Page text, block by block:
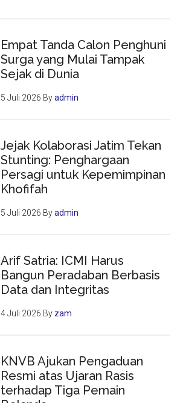
Empat Tanda Calon Penghuni
Surga yang Mulai Tampak
Sejak di Dunia
5 Juli 2026 Byadmin
Jejak Kolaborasi Jatim Tekan
Stunting: Penghargaan
Persagi untuk Kepemimpinan
Khofifah
5 Juli 2026 Byadmin
Arif Satria: ICMI Harus
Bangun Peradaban Berbasis
Data dan Integritas
4 Juli 2026 By zam
KNVB Ajukan Pengaduan
Resmi atas Ujaran Rasis
terhadap Tiga Pemain